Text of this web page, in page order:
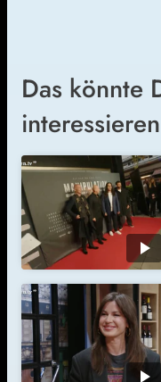
Das könnte
interessieren